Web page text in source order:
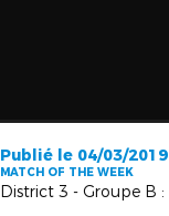
Publié le 04/03/2019
MATCH OF THE WEEK